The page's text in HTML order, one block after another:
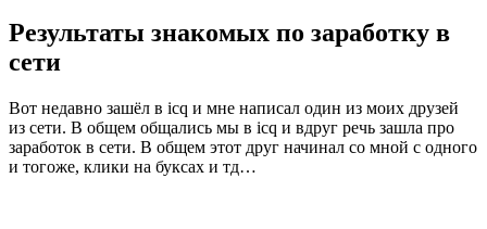
Результаты знакомых по заработку в
сети
Вот недавно зашёл в icq и мне написал один из моих друзей
из сети. В общем общались мы в icq и вдруг речь зашла про
заработок в сети. В общем этот друг начинал со мной с одного
и тогоже, клики на буксах и тд…